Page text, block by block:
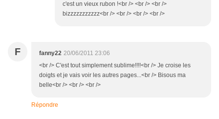
c'est un vieux rubon !<br /> <br /> <br />
bizzzzzzzzzzz<br /> <br /> <br /> <br />
F fanny22 20/06/2011 23:06
<br /> C'est tout simplement sublime!!!!<br /> Je croise les
doigts et je vais voir les autres pages...<br /> Bisous ma
belle<br /> <br /> <br />
Répondre